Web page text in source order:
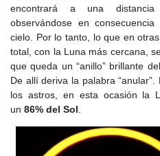
encontrará a una distancia
observándose en
cielo. Por lo tanto, lo que en
total, con la Luna más cercana,
que queda un “anillo” brillante
De allí deriva la palabra
los astros, en esta ocasión la
un 86% del Sol